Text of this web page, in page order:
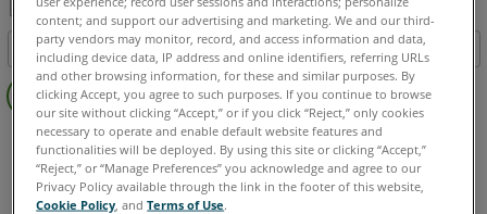
PDF
と
し
て
目次
ヘ
ッ
ー
し
BuildIT Metrology
content; and support our advertising and marketing. We and our third-
party vendors may monitor, record, and access information and data,
including device data, IP address and online identifiers, referring URLs
and other browsing information, for these and similar purposes. By
clicking Accept, you agree to such purposes. If you continue to browse
our site without clicking “Accept,” or if you click “Reject,” only cookies
necessary to operate and enable default website features and
functionalities will be deployed. By using this site or clicking “Accept,”
“Reject,” or “Manage Preferences” you acknowledge and agree to our
Privacy Policy available through the link in the footer of this website,
Cookie Policy , andTerms of Use.